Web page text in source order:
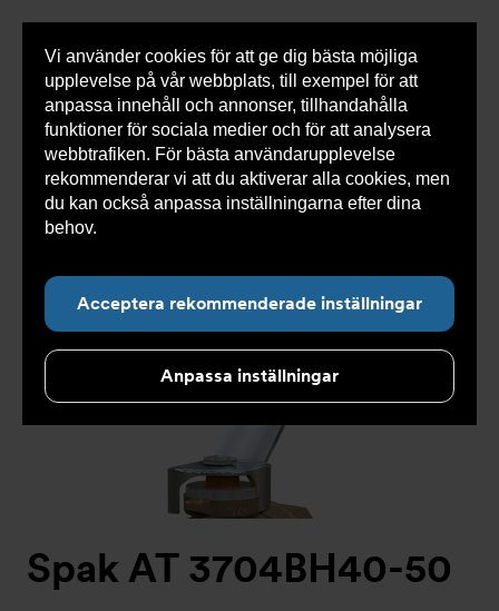
Vi använder cookies för att ge dig bästa möjliga
upplevelse på vår webbplats, till exempel för att
anpassa innehåll och annonser, tillhandahålla
funktioner för sociala medier och för att analysera
webbtrafiken. För bästa användarupplevelse
rekommenderar vi att du aktiverar alla cookies, men
du kan också anpassa inställningarna efter dina
behov.
Acceptera rekommenderade inställningar
Anpassa inställningar
0 varorSnabborder
Du
här:
Armatec > Produkter > Ventiler >
Reservdelar och
tillbehör ventiler
> Övrigt > Spak AT 3704- >
Spak
AT 3704BH40-50
Spak AT 3704BH40-50